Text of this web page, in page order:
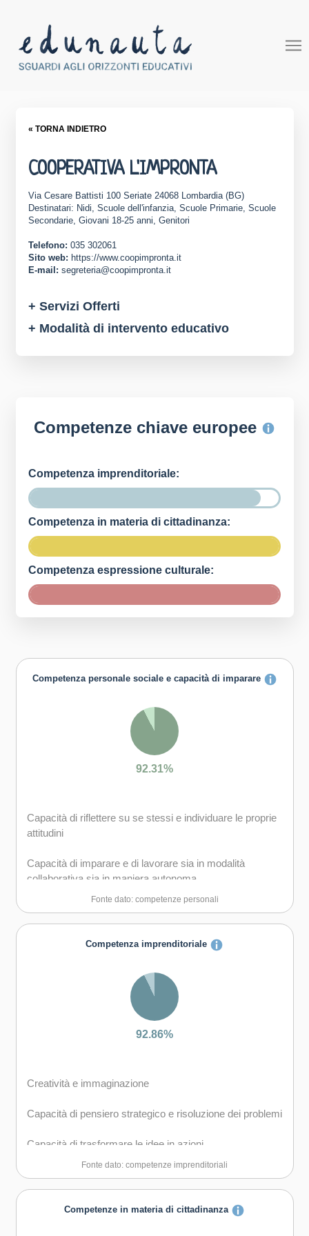
« TORNA INDIETRO
COOPERATIVA L'IMPRONTA
Via Cesare Battisti 100 Seriate 24068 Lombardia (BG)
Destinatari: Nidi, Scuole dell'infanzia, Scuole Primarie, Scuole
Secondarie, Giovani 18-25 anni, Genitori
Telefono: 035 302061
Sito web: https://www.coopimpronta.it
E-mail: segreteria@coopimpronta.it
+ Servizi Offerti
+ Modalità di intervento educativo
Competenze chiave europee
Competenza imprenditoriale:
Competenza in materia di cittadinanza:
Competenza espressione culturale:
Competenza personale sociale e capacità di imparare
92.31%
Capacità di riflettere su se stessi e individuare le proprie
attitudini
Capacità di imparare e di lavorare sia in modalità
collaborativa sia in maniera autonoma
Capacità di comunicare costruttivamente in ambienti
Capacità di creare fiducia e provare empatia
Capacità di esprimere e comprendere punti di vista
Capacità di concentrarsi, di riflettere criticamente e di
Capacità di gestire l'incertezza, la complessità e lo
Fonte dato: competenze personali
Competenza imprenditoriale
92.86%
Creatività e immaginazione
Capacità di pensiero strategico e risoluzione dei problemi
Capacità di trasformare le idee in azioni
Capacità di assumere l'iniziativa
Fonte dato: competenze imprenditoriali
Competenze in materia di cittadinanza